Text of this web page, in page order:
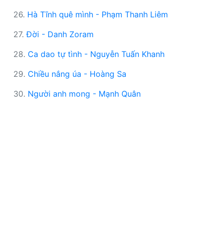
26. Hà Tĩnh quê mình - Phạm Thanh Liêm
27.Đời - Danh Zoram
28. Ca dao tự tình - Nguyễn Tuấn Khanh
29. Chiều nắng úa - Hoàng Sa
30. Người anh mong - Mạnh Quân